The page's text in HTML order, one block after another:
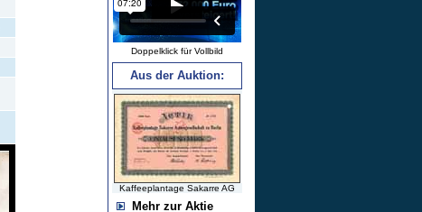
Doppelklick für Vollbild
Aus der Auktion:
Kaffeeplantage Sakarre AG
Mehr zur Aktie